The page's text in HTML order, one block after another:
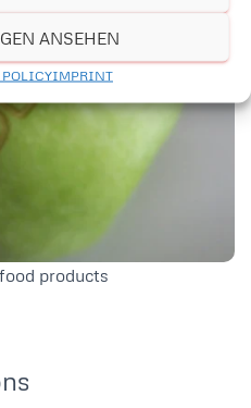
ANSEHEN
POLICYIMPRINT
products